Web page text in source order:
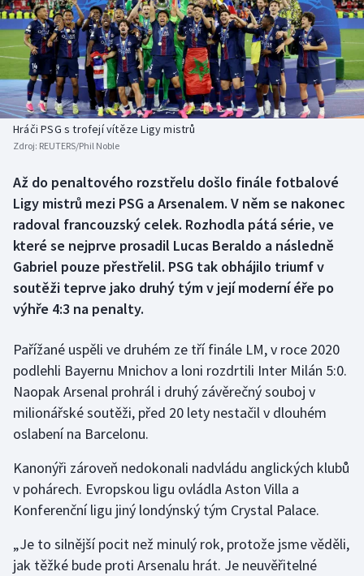
Americký fotbal
Baseball a softbal
Basketbal
Biatlon
Box
Curling
Dostihy
Futsal
Golf
Gymnastika
Házená
Jezdectví
Judo
NEPŘEHLÉDNĚTE
Soutěže
Historické návraty
Aplikace ČT sport
Hráči PSG s trofejí vítěze Ligy mistrů
Zdroj: REUTERS/Phil Noble
Až do penaltového rozstřelu došlo finále fotbalové
Ligy mistrů mezi PSG a Arsenalem. V něm se nakonec
radoval francouzský celek. Rozhodla pátá série, ve
které se nejprve prosadil Lucas Beraldo a následně
Gabriel pouze přestřelil. PSG tak obhájilo triumf v
soutěži teprve jako druhý tým v její moderní éře po
výhře 4:3 na penalty.
Pařížané uspěli ve druhém ze tří finále LM, v roce 2020
podlehli Bayernu Mnichov a loni rozdrtili Inter Milán 5:0.
Naopak Arsenal prohrál i druhý závěrečný souboj v
milionářské soutěži, před 20 lety nestačil v dlouhém
oslabení na Barcelonu.
Kanonýři zároveň nedokonali nadvládu anglických klubů
v pohárech. Evropskou ligu ovládla Aston Villa a
Konferenční ligu jiný londýnský tým Crystal Palace.
„Je to silnější pocit než minulý rok, protože jsme věděli,
jak těžké bude proti Arsenalu hrát. Je neuvěřitelné